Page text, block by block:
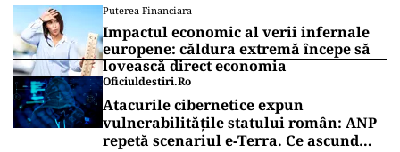
Puterea Financiara
Impactul economic al verii infernale
europene: căldura extremă începe să
lovească direct economia
Oficiuldestiri.ro
Atacurile cibernetice expun
vulnerabilitățile statului român: ANP
repetă scenariul e‑Terra. Ce ascund